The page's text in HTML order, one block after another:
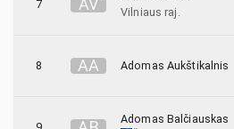
Shodan
7 AV
Vilniaus raj.
8 AA Adomas Aukštikalnis
Adomas Balčiauskas